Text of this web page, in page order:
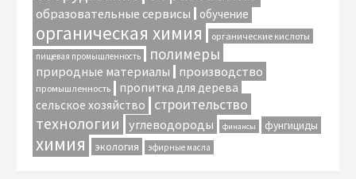
образовательные сервисы обучение
органическая химия органические кислоты
пищевая промышленность полимеры
природные материалы производство
промышленность
пропитка для дерева
сельское хозяйство
строительство
технологии углеводороды финансы фунгициды
химия экология эфирные масла